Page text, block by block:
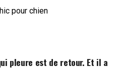
pour chien
pleure est de retour. Et il a